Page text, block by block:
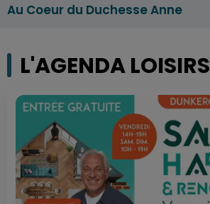
Au Coeur du Duchesse Anne
L'AGENDA LOISIRS